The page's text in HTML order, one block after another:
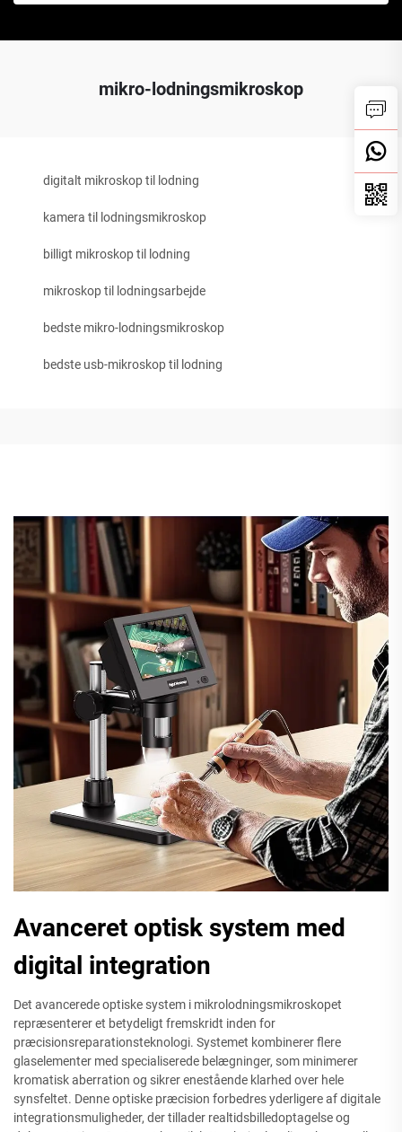
mikro-lodningsmikroskop
digitalt mikroskop til lodning
kamera til lodningsmikroskop
billigt mikroskop til lodning
mikroskop til lodningsarbejde
bedste mikro-lodningsmikroskop
bedste usb-mikroskop til lodning
Avanceret optisk system med
digital integration
Det avancerede optiske system i mikrolodningsmikroskopet
repræsenterer et betydeligt fremskridt inden for
præcisionsreparationsteknologi. Systemet kombinerer flere
glaselementer med specialiserede belægninger, som minimerer
kromatisk aberration og sikrer enestående klarhed over hele
synsfeltet. Denne optiske præcision forbedres yderligere af digitale
integrationsmuligheder, der tillader realtidsbilledoptagelse og